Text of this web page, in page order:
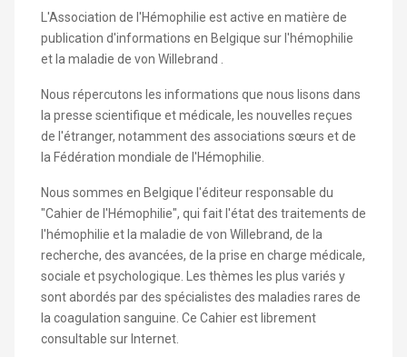
L'Association de l'Hémophilie est active en matière de
publication d'informations en Belgique sur l'hémophilie
et la maladie de von Willebrand .
Nous répercutons les informations que nous lisons dans
la presse scientifique et médicale, les nouvelles reçues
de l'étranger, notamment des associations sœurs et de
la Fédération mondiale de l'Hémophilie.
Nous sommes en Belgique l'éditeur responsable du
"Cahier de l'Hémophilie", qui fait l'état des traitements de
l'hémophilie et la maladie de von Willebrand, de la
recherche, des avancées, de la prise en charge médicale,
sociale et psychologique. Les thèmes les plus variés y
sont abordés par des spécialistes des maladies rares de
la coagulation sanguine. Ce Cahier est librement
consultable sur Internet.